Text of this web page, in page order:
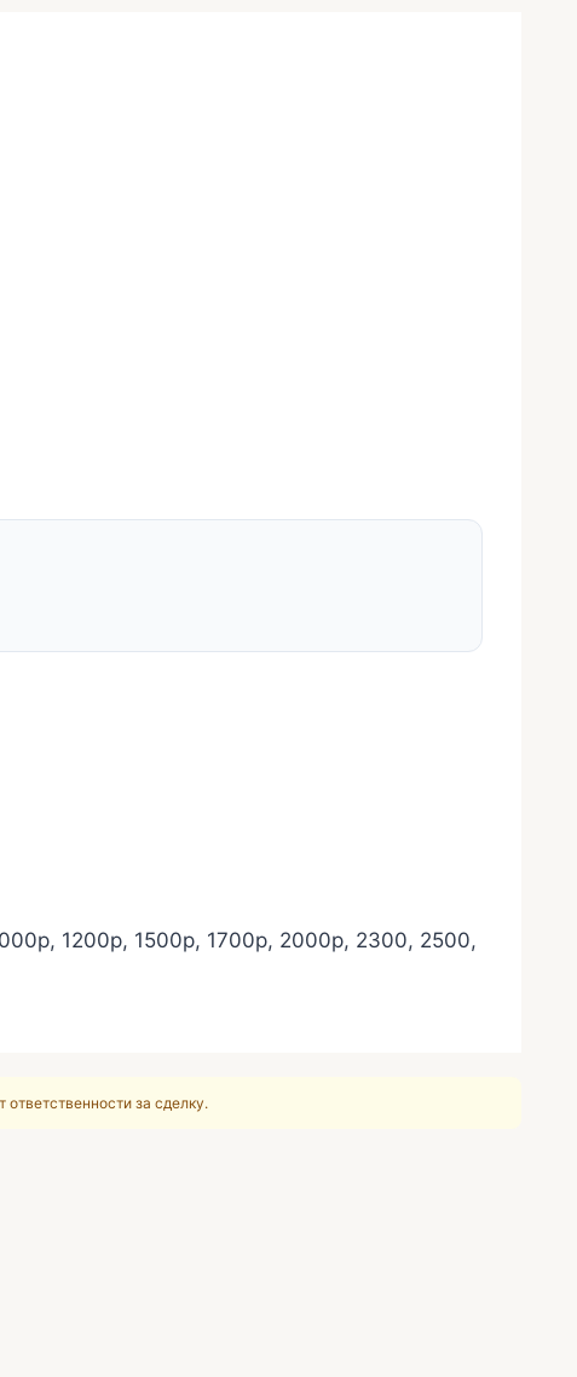
1200р, 1500р, 1700р, 2000р, 2300, 2500,
за сделку.